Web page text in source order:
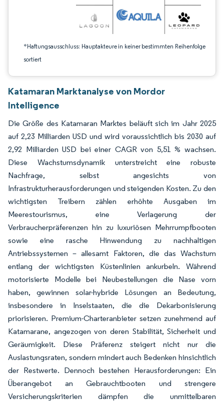
*Haftungsausschluss: Hauptakteure in keiner bestimmten Reihenfolge
sortiert
Katamaran Marktanalyse von Mordor
Intelligence
Die Größe des Katamaran Marktes beläuft sich im Jahr 2025
auf 2,23 Milliarden USD und wird voraussichtlich bis 2030 auf
2,92 Milliarden USD bei einer CAGR von 5,51 % wachsen.
Diese Wachstumsdynamik unterstreicht eine robuste
Nachfrage, selbst angesichts von
Infrastrukturherausforderungen und steigenden Kosten. Zu den
wichtigsten Treibern zählen erhöhte Ausgaben im
Meerestourismus, eine Verlagerung der
Verbraucherpräferenzen hin zu luxuriösen Mehrrumpfbooten
sowie eine rasche Hinwendung zu nachhaltigen
Antriebssystemen – allesamt Faktoren, die das Wachstum
entlang der wichtigsten Küstenlinien ankurbeln. Während
motorisierte Modelle bei Neubestellungen die Nase vorn
haben, gewinnen solar-hybride Lösungen an Bedeutung,
insbesondere in Inselstaaten, die die Dekarbonisierung
priorisieren. Premium-Charteranbieter setzen zunehmend auf
Katamarane, angezogen von deren Stabilität, Sicherheit und
Geräumigkeit. Diese Präferenz steigert nicht nur die
Auslastungsraten, sondern mindert auch Bedenken hinsichtlich
der Restwerte. Dennoch bestehen Herausforderungen: Ein
Überangebot an Gebrauchtbooten und strengere
Versicherungskriterien dämpfen die unmittelbaren